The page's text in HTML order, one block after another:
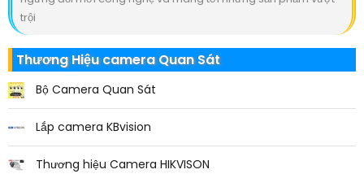
trội
Thương Hiệu camera Quan Sát
Bộ Camera Quan Sát
Lắp camera KBvision
Thương hiệu Camera HIKVISON